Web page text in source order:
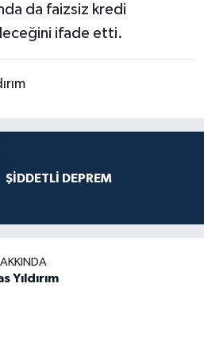
da faizsiz kredi
ifade etti.
ŞİDDETLİ DEPREM
Yıldırım